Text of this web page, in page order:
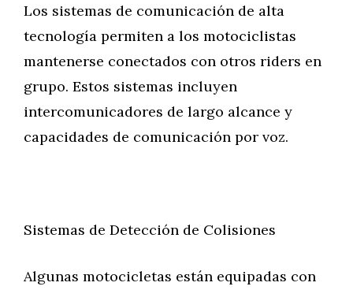
Los sistemas de comunicación de alta
tecnología permiten a los motociclistas
mantenerse conectados con otros riders en
grupo. Estos sistemas incluyen
intercomunicadores de largo alcance y
capacidades de comunicación por voz.
Sistemas de Detección de Colisiones
Algunas motocicletas están equipadas con